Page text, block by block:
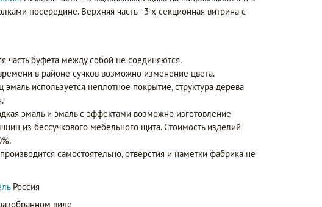
посередине. Верхняя часть - 3-х секционная витрина с
часть буфета между собой не соединяются.
в районе сучков возможно изменение цвета.
эмаль используется неплотное покрытие, структура дерева
эмаль и эмаль с эффектами возможно изготовление
из бессучкового мебельного щита. Стоимость изделий
самостоятельно, отверстия и наметки фабрика не
Россия
виде